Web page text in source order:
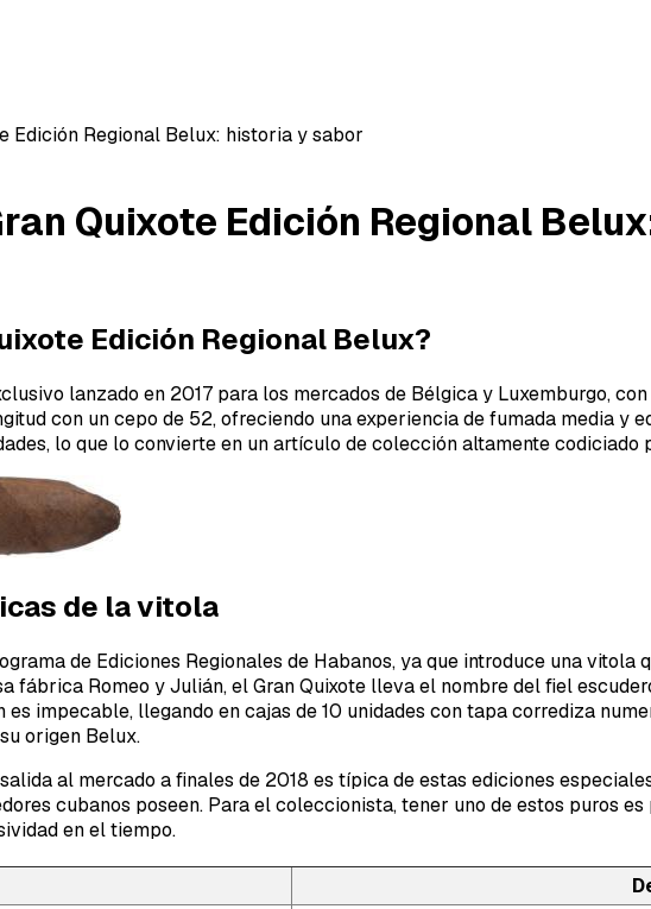
Edición Regional Belux: historia y sabor
Quixote Edición Regional
Edición Regional Belux?
lanzado en 2017 para los mercados de Bélgica y Luxemburgo,
con un cepo de 52, ofreciendo una experiencia de fumada media y
lo que lo convierte en un artículo de colección altamente codiciado
de la vitola
de Ediciones Regionales de Habanos, ya que introduce una
fábrica Romeo y Julián, el Gran Quixote lleva el nombre del fiel
impecable, llegando en cajas de 10 unidades con tapa corrediza
origen Belux.
al mercado a finales de 2018 es típica de estas ediciones
cubanos poseen. Para el coleccionista, tener uno de estos puros
en el tiempo.